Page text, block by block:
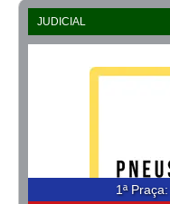
JUDICIAL
1ª Praça: